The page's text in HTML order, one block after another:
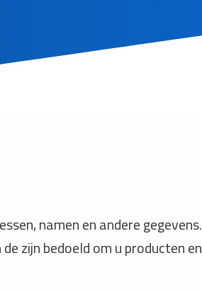
namen en andere
zijn bedoeld om u producten